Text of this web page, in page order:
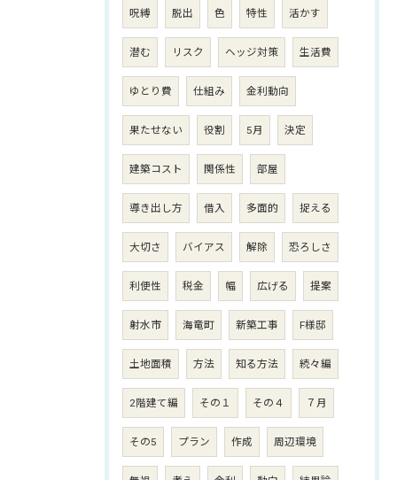
呪縛 脱出 色 特性 活かす
潜む リスク ヘッジ対策 生活費
ゆとり費 仕組み 金利動向
果たせない 役割 5月 決定
建築コスト 関係性 部屋
導き出し方 借入 多面的 捉える
大切さ バイアス 解除 恐ろしさ
利便性 税金 幅 広げる 提案
射水市 海竜町 新築工事 F様邸
土地面積 方法 知る方法 続々編
2階建て編 その１ その４ ７月
その5 プラン 作成 周辺環境